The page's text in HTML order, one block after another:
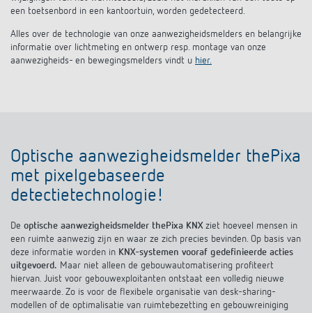
een toetsenbord in een kantoortuin, worden gedetecteerd.
Alles over de technologie van onze aanwezigheidsmelders en belangrijke
informatie over lichtmeting en ontwerp resp. montage van onze
aanwezigheids- en bewegingsmelders vindt u hier.
Optische aanwezigheidsmelder thePixa
met pixelgebaseerde
detectietechnologie!
De optische aanwezigheidsmelder thePixa KNXziet hoeveel mensen in
een ruimte aanwezig zijn en waar ze zich precies bevinden. Op basis van
deze informatie worden in KNX-systemen vooraf gedefinieerde acties
uitgevoerd. Maar niet alleen de gebouwautomatisering profiteert
hiervan. Juist voor gebouwexploitanten ontstaat een volledig nieuwe
meerwaarde. Zo is voor de flexibele organisatie van desk-sharing-
modellen of de optimalisatie van ruimtebezetting en gebouwreiniging